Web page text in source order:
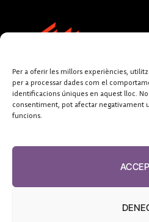
Per a oferir les millors experiències,
per a processar dades com el
identificacions úniques en aquest lloc.
consentiment, pot afectar negativament
funcions.
FUNDACIÓ